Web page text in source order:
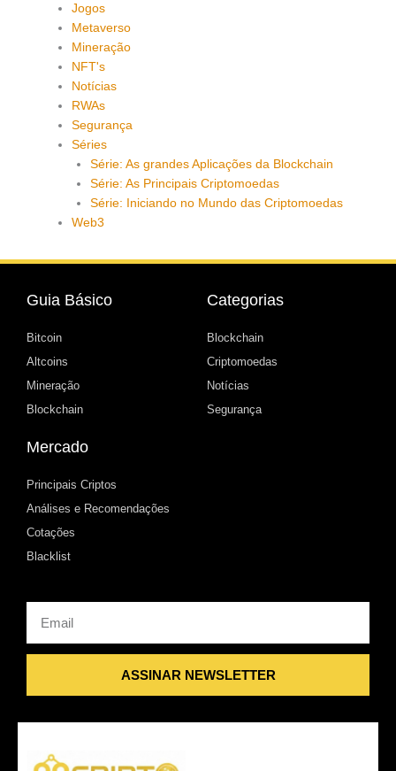
Jogos
Metaverso
Mineração
NFT's
Notícias
RWAs
Segurança
Séries
Série: As grandes Aplicações da Blockchain
Série: As Principais Criptomoedas
Série: Iniciando no Mundo das Criptomoedas
Web3
Guia Básico
Bitcoin
Altcoins
Mineração
Blockchain
Categorias
Blockchain
Criptomoedas
Notícias
Segurança
Mercado
Principais Criptos
Análises e Recomendações
Cotações
Blacklist
ASSINAR NEWSLETTER